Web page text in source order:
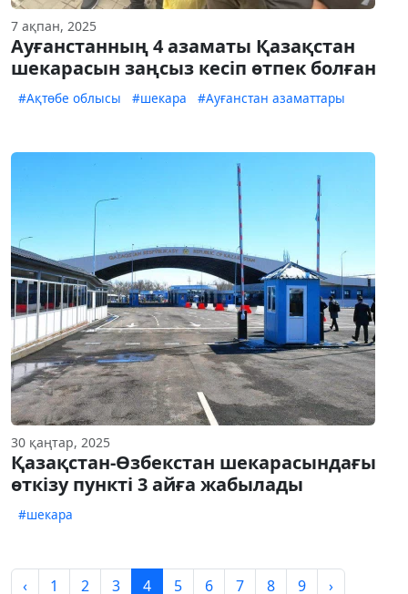
7 ақпан, 2025
Ауғанстанның 4 азаматы Қазақстан
шекарасын заңсыз кесіп өтпек болған
#Ақтөбе облысы #шекара #Ауғанстан азаматтары
30 қаңтар, 2025
Қазақстан-Өзбекстан шекарасындағы
өткізу пункті 3 айға жабылады
#шекара
‹ 1 2 3 4 5 6 7 8 9 ›